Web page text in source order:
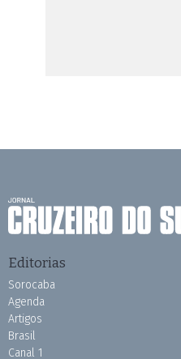
Editorias
Sorocaba
Agenda
Artigos
Brasil
Canal 1